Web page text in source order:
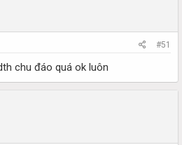
#51
chu đáo quá ok luôn